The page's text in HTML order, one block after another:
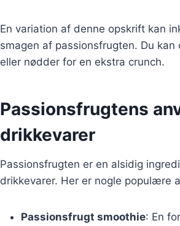
En variation af denne opskrift kan
smagen af passionsfrugten. Du
eller nødder for en ekstra crunch.
Passionsfrugtens
drikkevarer
Passionsfrugten er en alsidig
drikkevarer. Her er nogle populære
Passionsfrugt smoothie: En